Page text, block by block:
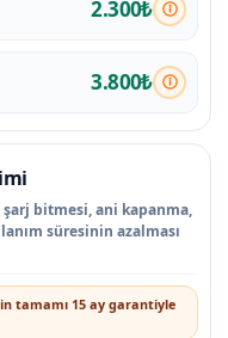
2.300₺
3.800₺
şarj bitmesi, ani kapanma,
süresinin azalması
tamamı 15 ay garantiyle